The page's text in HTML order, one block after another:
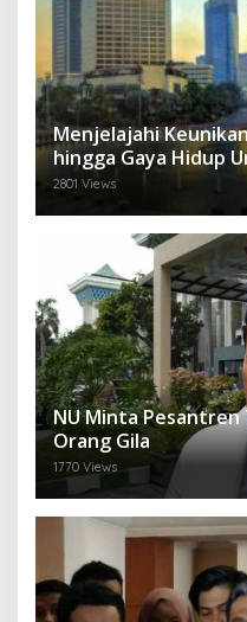
Menjelajahi
hingga Gaya Hidup
2801 Views
NU Minta
Orang Gila
1770 Views